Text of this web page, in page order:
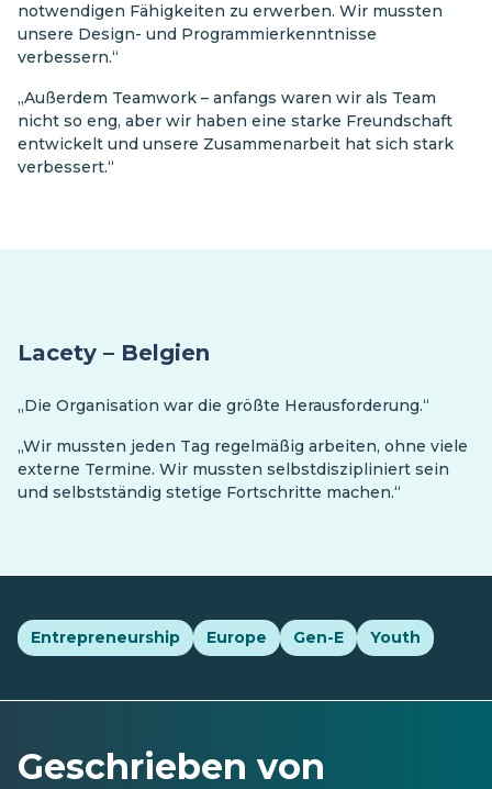
notwendigen Fähigkeiten zu erwerben. Wir mussten
unsere Design- und Programmierkenntnisse
verbessern.“
„Außerdem Teamwork – anfangs waren wir als Team
nicht so eng, aber wir haben eine starke Freundschaft
entwickelt und unsere Zusammenarbeit hat sich stark
verbessert.“
Lacety – Belgien
„Die Organisation war die größte Herausforderung.“
„Wir mussten jeden Tag regelmäßig arbeiten, ohne viele
externe Termine. Wir mussten selbstdiszipliniert sein
und selbstständig stetige Fortschritte machen.“
Entrepreneurship Europe Gen-E Youth
Geschrieben von